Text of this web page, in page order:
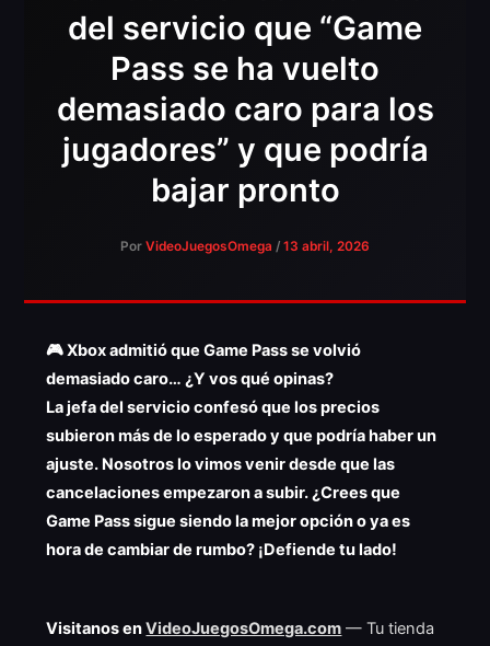
del servicio que “Game
Pass se ha vuelto
demasiado caro para los
jugadores” y que podría
bajar pronto
Por VideoJuegosOmega / 13 abril, 2026
🎮 Xbox admitió que Game Pass se volvió
demasiado caro… ¿Y vos qué opinas?
La jefa del servicio confesó que los precios
subieron más de lo esperado y que podría haber un
ajuste. Nosotros lo vimos venir desde que las
cancelaciones empezaron a subir. ¿Crees que
Game Pass sigue siendo la mejor opción o ya es
hora de cambiar de rumbo? ¡Defiende tu lado!
Visitanos enVideoJuegosOmega.com — Tu tienda